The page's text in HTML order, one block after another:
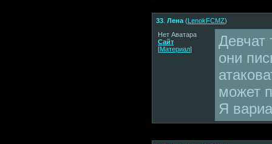
33 Лена ( LenokFCMZ)
Нет Аватара
Сайт
[Материал]
Девчат
они
может
Я